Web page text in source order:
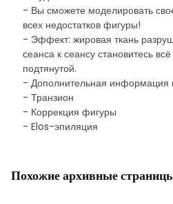
- Вы сможете моделировать
всех недостатков фигуры!
- Эффект: жировая ткань
сеанса к сеансу становитесь
подтянутой.
- Дополнительная информация
- Транзион
- Коррекция фигуры
- Elos-эпиляция
Похожие архивные